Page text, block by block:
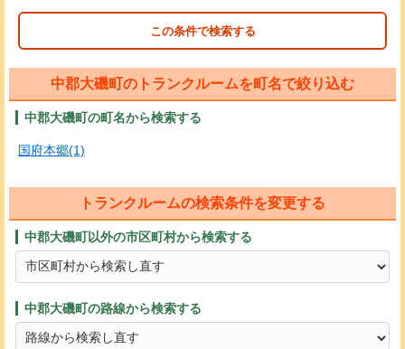
この条件で検索する
中郡大磯町のトランクルームを町名で絞り込む
中郡大磯町の町名から検索する
国府本郷(1)
トランクルームの検索条件を変更する
中郡大磯町以外の市区町村から検索する
中郡大磯町の路線から検索する